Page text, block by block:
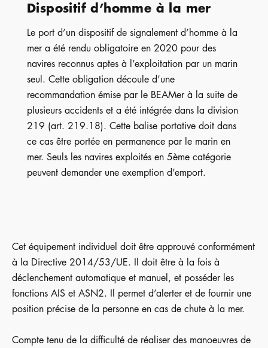
Dispositif d’homme à la mer
Le port d’un dispositif de signalement d’homme à la
mer a été rendu obligatoire en 2020 pour des
navires reconnus aptes à l’exploitation par un marin
seul. Cette obligation découle d’une
recommandation émise par le BEAMer à la suite de
plusieurs accidents et a été intégrée dans la division
219 (art. 219.18). Cette balise portative doit dans
ce cas être portée en permanence par le marin en
mer. Seuls les navires exploités en 5ème catégorie
peuvent demander une exemption d’emport.
Cet équipement individuel doit être approuvé conformément
à la Directive 2014/53/UE. Il doit être à la fois à
déclenchement automatique et manuel, et posséder les
fonctions AIS et ASN2. Il permet d’alerter et de fournir une
position précise de la personne en cas de chute à la mer.
Compte tenu de la difficulté de réaliser des manoeuvres de